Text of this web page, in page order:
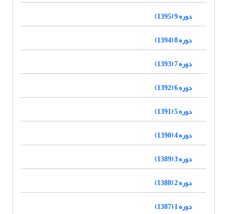
دوره 9 (1395)
دوره 8 (1394)
دوره 7 (1393)
دوره 6 (1392)
دوره 5 (1391)
دوره 4 (1390)
دوره 3 (1389)
دوره 2 (1388)
دوره 1 (1387)